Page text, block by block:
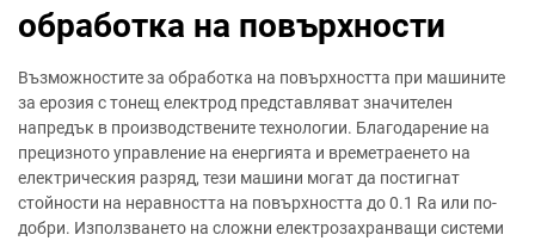
обработка на повърхности
Възможностите за обработка на повърхността при машините
за ерозия с тонещ електрод представляват значителен
напредък в производствените технологии. Благодарение на
прецизното управление на енергията и времетраенето на
електрическия разряд, тези машини могат да постигнат
стойности на неравността на повърхността до 0.1 Ra или по-
добри. Използването на сложни електрозахранващи системи